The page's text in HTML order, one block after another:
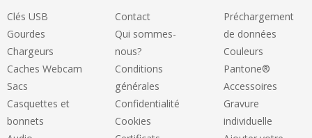
Clés USB
Gourdes
Chargeurs
Caches Webcam
Sacs
Casquettes et
bonnets
Contact
Qui sommes-
nous?
Conditions
générales
Confidentialité
Cookies
Préchargement
de données
Couleurs
Pantone®
Accessoires
Gravure
individuelle